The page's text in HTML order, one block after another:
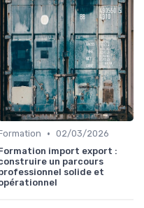
• 02/03/2026
import export :
un parcours
solide et